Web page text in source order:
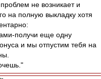
не возникает и
на полную выкладку хотя
получи еще одну
и мы отпустим тебя на